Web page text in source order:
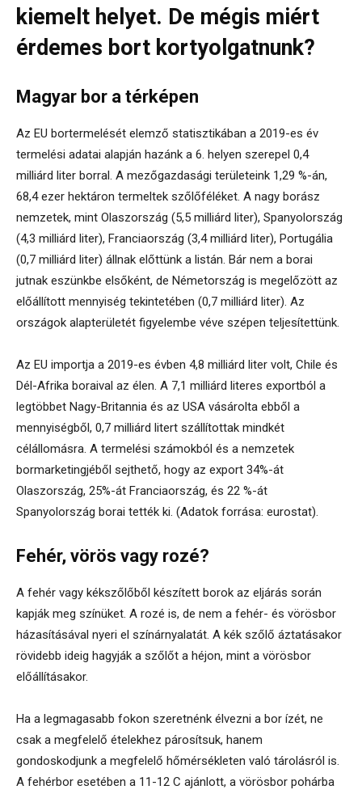
kiemelt helyet. De mégis miért
érdemes bort kortyolgatnunk?
Magyar bor a térképen
Az EU bortermelését elemző statisztikában a 2019-es év
termelési adatai alapján hazánk a 6. helyen szerepel 0,4
milliárd liter borral. A mezőgazdasági területeink 1,29 %-án,
68,4 ezer hektáron termeltek szőlőféléket. A nagy borász
nemzetek, mint Olaszország (5,5 milliárd liter), Spanyolország
(4,3 milliárd liter), Franciaország (3,4 milliárd liter), Portugália
(0,7 milliárd liter) állnak előttünk a listán. Bár nem a borai
jutnak eszünkbe elsőként, de Németország is megelőzött az
előállított mennyiség tekintetében (0,7 milliárd liter). Az
országok alapterületét figyelembe véve szépen teljesítettünk.
Az EU importja a 2019-es évben 4,8 milliárd liter volt, Chile és
Dél-Afrika boraival az élen. A 7,1 milliárd literes exportból a
legtöbbet Nagy-Britannia és az USA vásárolta ebből a
mennyiségből, 0,7 milliárd litert szállítottak mindkét
célállomásra. A termelési számokból és a nemzetek
bormarketingjéből sejthető, hogy az export 34%-át
Olaszország, 25%-át Franciaország, és 22 %-át
Spanyolország borai tették ki. (Adatok forrása: eurostat).
Fehér, vörös vagy rozé?
A fehér vagy kékszőlőből készített borok az eljárás során
kapják meg színüket. A rozé is, de nem a fehér- és vörösbor
házasításával nyeri el színárnyalatát. A kék szőlő áztatásakor
rövidebb ideig hagyják a szőlőt a héjon, mint a vörösbor
előállításakor.
Ha a legmagasabb fokon szeretnénk élvezni a bor ízét, ne
csak a megfelelő ételekhez párosítsuk, hanem
gondoskodjunk a megfelelő hőmérsékleten való tárolásról is.
A fehérbor esetében a 11-12 C ajánlott, a vörösbor pohárba